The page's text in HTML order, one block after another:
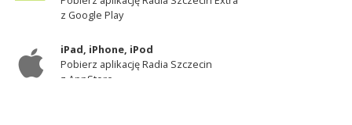
z Google Play
iPad, iPhone, iPod
Pobierz aplikację Radia Szczecin
z AppStore